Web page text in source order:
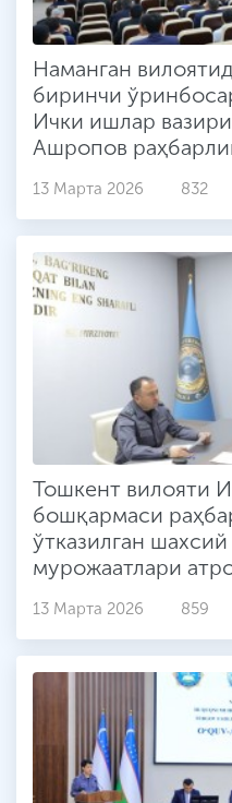
Наманган
биринчи
Ички ишлар
Ашропов
штабининг сайёр
13 Марта 2026 832
Тошкент вилояти
бошқармаси
ўтказилган
мурожаатлари
қилишга
олинди
13 Марта 2026 859